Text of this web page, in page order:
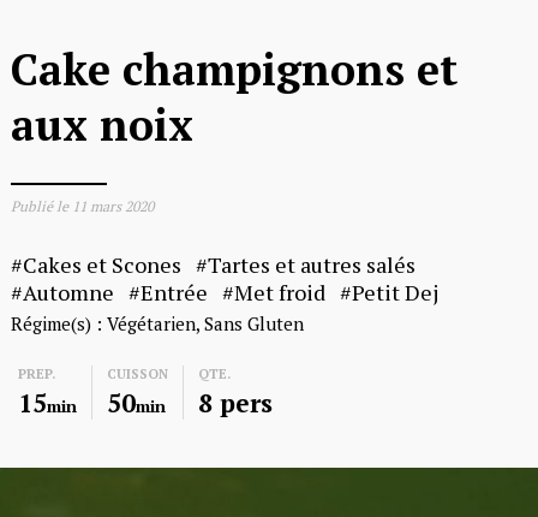
Cake champignons et
aux noix
Publié le 11 mars 2020
Cakes et Scones
Tartes et autres salés
Automne
Entrée Met froid Petit Dej
Régime(s) : Végétarien Sans Gluten
PREP.
15min
CUISSON
50min
QTE.
8 pers